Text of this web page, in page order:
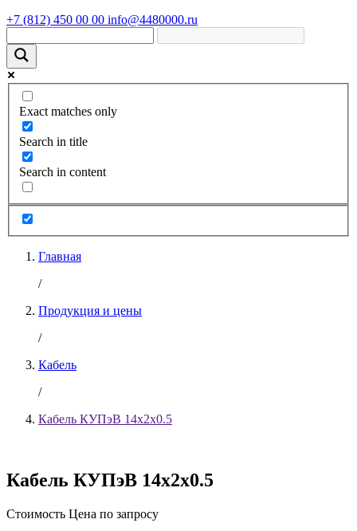
+7 (812) 450 00 00 info@4480000.ru
Exact matches only
Search in title
Search in content
Главная
/
Продукция и цены
/
Кабель
/
Кабель КУПэВ 14х2х0.5
Кабель КУПэВ 14х2х0.5
Стоимость Цена по запросу